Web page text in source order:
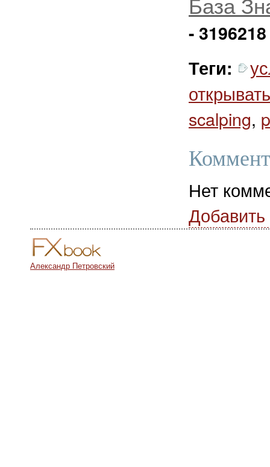
- 3196218
Теги:
scalping,
Нет
Александр Петровский